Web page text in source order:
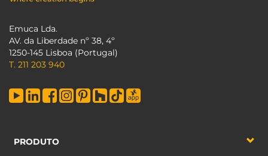
Emuca Lda.
AV. da Liberdade nº 38, 4º
1250-145 Lisboa (Portugal)
T. 211 203 940
PRODUTO